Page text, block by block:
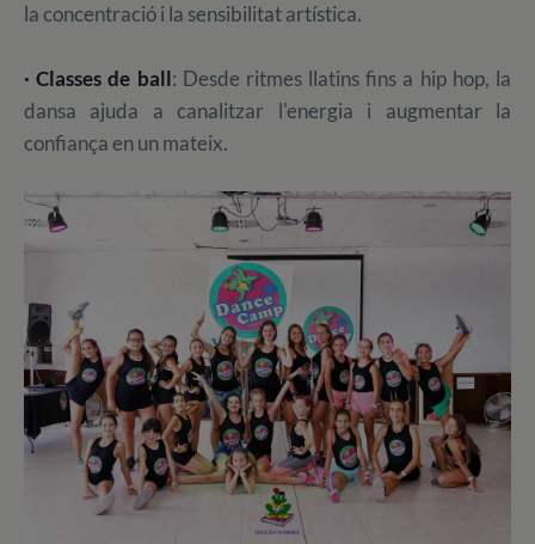
la concentració i la sensibilitat artística.
· Classes de ball: Desde ritmes llatins fins a hip hop, la
dansa ajuda a canalitzar l'energia i augmentar la
confiança en un mateix.